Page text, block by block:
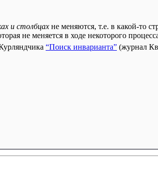
и столбцах не меняются, т.е. в какой-то
не меняется в ходе некоторого
“Поиск инварианта” (журнал